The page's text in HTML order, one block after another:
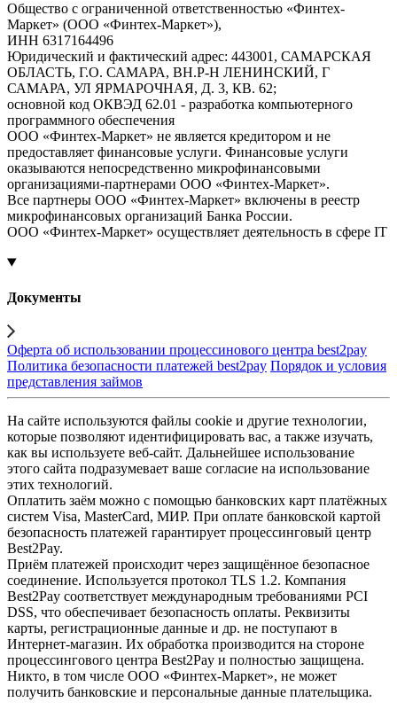
Общество с ограниченной ответственностью «Финтех-
Маркет» (ООО «Финтех-Маркет»),
ИНН 6317164496
Юридический и фактический адрес: 443001, САМАРСКАЯ
ОБЛАСТЬ, Г.О. САМАРА, ВН.Р-Н ЛЕНИНСКИЙ, Г
САМАРА, УЛ ЯРМАРОЧНАЯ, Д. 3, КВ. 62;
основной код ОКВЭД 62.01 - разработка компьютерного
программного обеспечения
ООО «Финтех-Маркет» не является кредитором и не
предоставляет финансовые услуги. Финансовые услуги
оказываются непосредственно микрофинансовыми
организациями-партнерами ООО «Финтех-Маркет».
Все партнеры ООО «Финтех-Маркет» включены в реестр
микрофинансовых организаций Банка России.
ООО «Финтех-Маркет» осуществляет деятельность в сфере IT
Документы
Оферта об использовании процессинового центра best2pay
Политика безопасности платежей best2pay Порядок и условия
представления займов
На сайте используются файлы cookie и другие технологии,
которые позволяют идентифицировать вас, а также изучать,
как вы используете веб-сайт. Дальнейшее использование
этого сайта подразумевает ваше согласие на использование
этих технологий.
Оплатить заём можно с помощью банковских карт платёжных
систем Visa, MasterCard, МИР. При оплате банковской картой
безопасность платежей гарантирует процессинговый центр
Best2Pay.
Приём платежей происходит через защищённое безопасное
соединение. Используется протокол TLS 1.2. Компания
Best2Pay соответствует международным требованиями PCI
DSS, что обеспечивает безопасность оплаты. Реквизиты
карты, регистрационные данные и др. не поступают в
Интернет-магазин. Их обработка производится на стороне
процессингового центра Best2Pay и полностью защищена.
Никто, в том числе ООО «Финтех-Маркет», не может
получить банковские и персональные данные плательщика.